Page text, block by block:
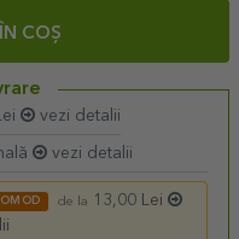
COȘ
vezi detalii
vezi detalii
de la
13,00 Lei